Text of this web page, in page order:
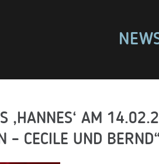
‚HANNES‘ AM
– CECILE UND